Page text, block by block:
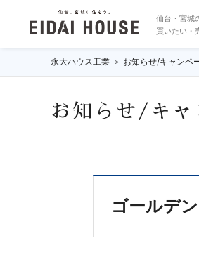
仙台・宮城
買いたい・
永大ハウス工業 お知らせ/キャンペ
お知らせ/キャ
ゴールデ